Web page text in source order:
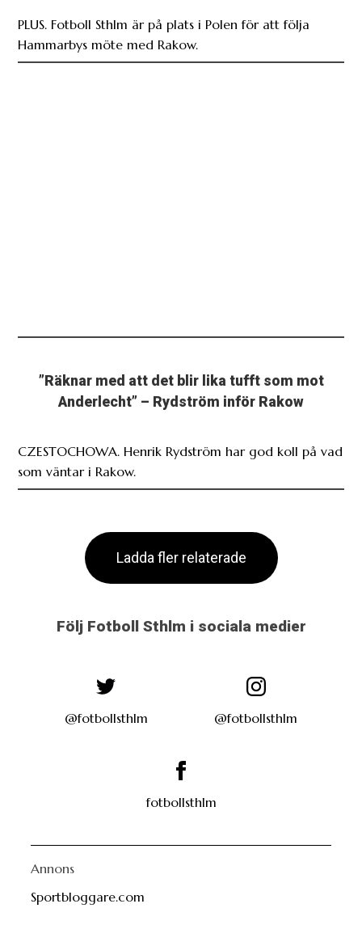
PLUS. Fotboll Sthlm är på plats i Polen för att följa
Hammarbys möte med Rakow.
”Räknar med att det blir lika tufft som mot
Anderlecht” – Rydström inför Rakow
CZESTOCHOWA. Henrik Rydström har god koll på vad
som väntar i Rakow.
Ladda fler relaterade
Följ Fotboll Sthlm i sociala medier
@fotbollsthlm @fotbollsthlm
fotbollsthlm
Annons
Sportbloggare.com